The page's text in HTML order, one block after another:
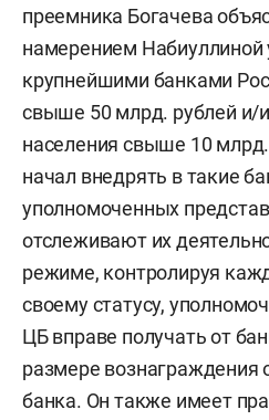
преемника Богачева
намерением Набиуллиной
крупнейшими банками
свыше 50 млрд. рублей и/
населения свыше 10
начал внедрять в такие
уполномоченных
отслеживают их
режиме, контролируя
своему статусу,
ЦБ вправе получать от
размере вознаграждения
банка. Он также имеет